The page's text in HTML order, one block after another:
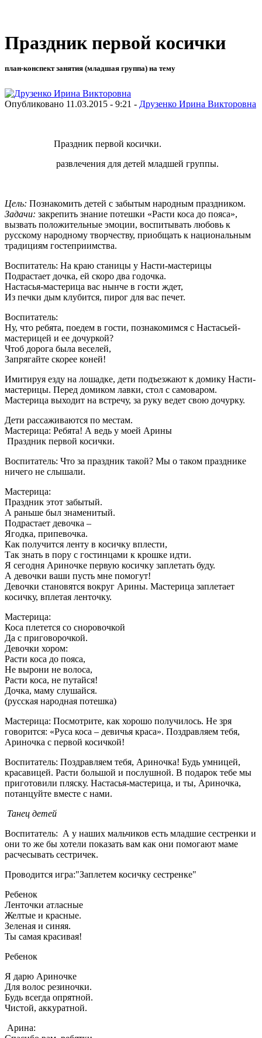
Праздник первой косички
план-конспект занятия (младшая группа) на тему
Опубликовано 11.03.2015 - 9:21 - Друзенко Ирина Викторовна
Праздник первой косички.
развлечения для детей младшей группы.
Цель: Познакомить детей с забытым народным праздником.
Задачи: закрепить знание потешки «Расти коса до пояса»,
вызвать положительные эмоции, воспитывать любовь к
русскому народному творчеству, приобщать к национальным
традициям гостеприимства.
Воспитатель: На краю станицы у Насти-мастерицы
Подрастает дочка, ей скоро два годочка.
Настасья-мастерица вас нынче в гости ждет,
Из печки дым клубится, пирог для вас печет.
Воспитатель:
Ну, что ребята, поедем в гости, познакомимся с Настасьей-
мастерицей и ее дочуркой?
Чтоб дорога была веселей,
Запрягайте скорее коней!
Имитируя езду на лошадке, дети подъезжают к домику Насти-
мастерицы. Перед домиком лавки, стол с самоваром.
Мастерица выходит на встречу, за руку ведет свою дочурку.
Дети рассаживаются по местам.
Мастерица: Ребята! А ведь у моей Арины
Праздник первой косички.
Воспитатель: Что за праздник такой? Мы о таком празднике
ничего не слышали.
Мастерица:
Праздник этот забытый.
А раньше был знаменитый.
Подрастает девочка –
Ягодка, припевочка.
Как получится ленту в косичку вплести,
Так знать в пору с гостинцами к крошке идти.
Я сегодня Ариночке первую косичку заплетать буду.
А девочки ваши пусть мне помогут!
Девочки становятся вокруг Арины. Мастерица заплетает
косичку, вплетая ленточку.
Мастерица:
Коса плетется со сноровочкой
Да с приговорочкой.
Девочки хором:
Расти коса до пояса,
Не вырони не волоса,
Расти коса, не путайся!
Дочка, маму слушайся.
(русская народная потешка)
Мастерица: Посмотрите, как хорошо получилось. Не зря
говорится: «Руса коса – девичья краса». Поздравляем тебя,
Ариночка с первой косичкой!
Воспитатель: Поздравляем тебя, Ариночка! Будь умницей,
красавицей. Расти большой и послушной. В подарок тебе мы
приготовили пляску. Настасья-мастерица, и ты, Ариночка,
потанцуйте вместе с нами.
Танец детей
Воспитатель: А у наших мальчиков есть младшие сестренки и
они то же бы хотели показать вам как они помогают маме
расчесывать сестричек.
Проводится игра:"Заплетем косичку сестренке"
Ребенок
Ленточки атласные
Желтые и красные.
Зеленая и синяя.
Ты самая красивая!
Ребенок
Я дарю Ариночке
Для волос резиночки.
Будь всегда опрятной.
Чистой, аккуратной.
Арина: